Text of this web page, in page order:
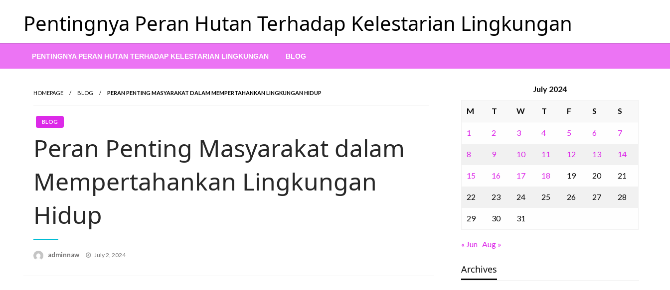
contentPentingnya Peran Hutan Terhadap Kelestarian Lingkungan
PENTINGNYA PERAN HUTAN TERHADAP KELESTARIAN LINGKUNGAN BLOG
HOMEPAGE BLOG PERAN PENTING MASYARAKAT DALAM MEMPERTAHANKAN LINGKUNGAN HIDUP
BLOG
Peran Penting Masyarakat dalam
Mempertahankan Lingkungan
Hidup
adminnaw
Posted
July 2, 2024
July 2024
M T W T F S S
1 2 3 4 5 6 7
8 9 10 11 12 13 14
15 16 17 18 19 20 21
22 23 24 25 26 27 28
29 30 31
« Jun Aug »
Archives